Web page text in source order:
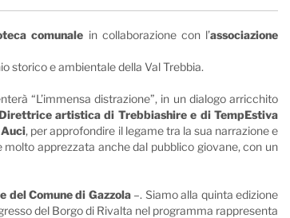
comunale in collaborazione con l’associazione
storico e ambientale della Val Trebbia.
“L’immensa distrazione”, in un dialogo arricchito
artistica di Trebbiashire e di TempEstiva
, per approfondire il legame tra la sua narrazione e
molto apprezzata anche dal pubblico giovane, con un
del Comune di Gazzola–. Siamo alla quinta edizione
del Borgo di Rivalta nel programma rappresenta